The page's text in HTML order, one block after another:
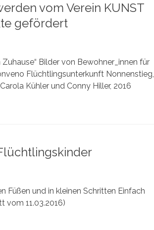
vom Verein KUNST
gefördert
Bilder von Bewohner_innen für
Flüchtlingsunterkunft Nonnenstieg,
Kühler und Conny Hiller, 2016
Füßen und in kleinen Schritten Einfach
vom 11.03.2016)